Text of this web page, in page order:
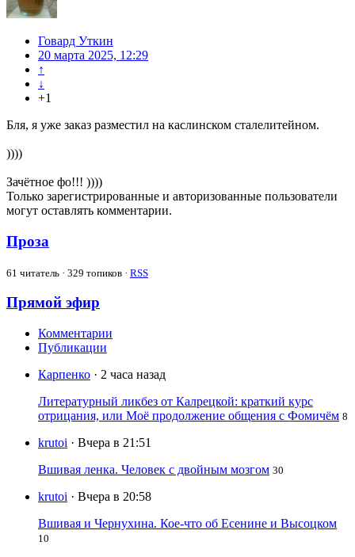
Говард Уткин
20 марта 2025, 12:29
↑
↓
+1
Бля, я уже заказ разместил на каслинском сталелитейном.
))))
Зачётное фо!!! ))))
Только зарегистрированные и авторизованные пользователи
могут оставлять комментарии.
Проза
61 читатель · 329 топиков · RSS
Прямой эфир
Комментарии
Публикации
Карпенко · 2 часа назад
Литературный ликбез от Калрецкой: краткий курс
отрицания, или Моё продолжение общения с Фомичём 8
krutoi · Вчера в 21:51
Вшивая ленка. Человек с двойным мозгом 30
krutoi · Вчера в 20:58
Вшивая и Чернухина. Кое-что об Есенине и Высоцком
10